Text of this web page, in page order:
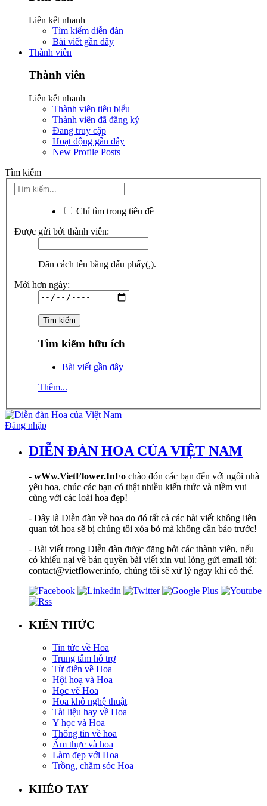
Liên kết nhanh
Tìm kiếm diễn đàn
Bài viết gần đây
Thành viên
Thành viên
Liên kết nhanh
Thành viên tiêu biểu
Thành viên đã đăng ký
Đang truy cập
Hoạt động gần đây
New Profile Posts
Tìm kiếm
Chỉ tìm trong tiêu đề
Được gửi bởi thành viên:
Dãn cách tên bằng dấu phẩy(,).
Mới hơn ngày:
Tìm kiếm hữu ích
Bài viết gần đây
Thêm...
Đăng nhập
DIỄN ĐÀN HOA CỦA VIỆT NAM
- wWw.VietFlower.InFo chào đón các bạn đến với ngôi nhà
yêu hoa, chúc các bạn có thật nhiều kiến thức và niềm vui
cùng với các loài hoa đẹp!
- Đây là Diễn đàn về hoa do đó tất cả các bài viết không liên
quan tới hoa sẽ bị chúng tôi xóa bỏ mà không cần báo trước!
- Bài viết trong Diễn đàn được đăng bởi các thành viên, nếu
có khiếu nại về bản quyền bài viết xin vui lòng gửi email tới:
contact@vietflower.info, chúng tôi sẽ xử lý ngay khi có thể.
KIẾN THỨC
Tin tức về Hoa
Trung tâm hỗ trợ
Từ điển về Hoa
Hội hoạ và Hoa
Học vẽ Hoa
Hoa khô nghệ thuật
Tài liệu hay về Hoa
Y học và Hoa
Thông tin về hoa
Ẩm thực và hoa
Làm đẹp với Hoa
Trồng, chăm sóc Hoa
KHÉO TAY